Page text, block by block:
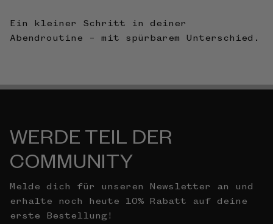
Ein kleiner Schritt in deiner
Abendroutine – mit spürbarem Unterschied.
WERDE TEIL DER
COMMUNITY
Melde dich für unseren Newsletter an und
erhalte noch heute 10% Rabatt auf deine
erste Bestellung!